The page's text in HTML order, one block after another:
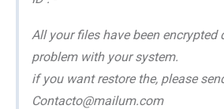
All your files have been encrypted
problem with your system.
if you want restore the, please
Contacto@mailum.com